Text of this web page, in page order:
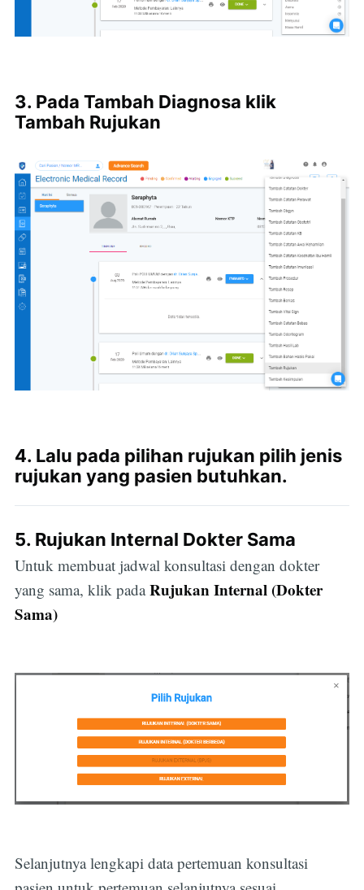
3. Pada Tambah Diagnosa klik
Tambah Rujukan
4. Lalu pada pilihan rujukan pilih jenis
rujukan yang pasien butuhkan.
5. Rujukan Internal Dokter Sama
Untuk membuat jadwal konsultasi dengan dokter
yang sama, klik padaRujukan Internal (Dokter
Sama)
Selanjutnya lengkapi data pertemuan konsultasi